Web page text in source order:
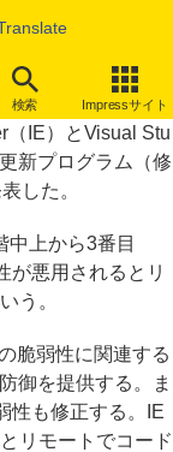
検索 Impressサイト
急リリースへ
IE）とVisual Stu
新プログラム（修
した。
上から3番目
が悪用されるとリ
う。
脆弱性に関連する
御を提供する。ま
性も修正する。IE
リモートでコード